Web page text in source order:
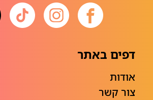
דפים באתר
אודות
צור קשר